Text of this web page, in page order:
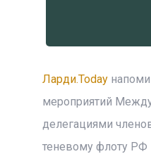
Ларди.Today
мероприятий
делегациями
теневому флоту РФ